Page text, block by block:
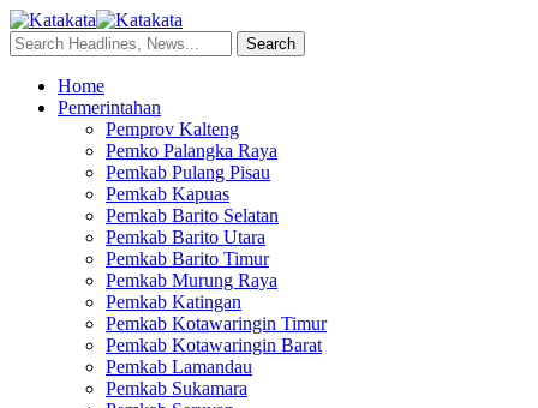
Home
Pemerintahan
Pemprov Kalteng
Pemko Palangka Raya
Pemkab Pulang Pisau
Pemkab Kapuas
Pemkab Barito Selatan
Pemkab Barito Utara
Pemkab Barito Timur
Pemkab Murung Raya
Pemkab Katingan
Pemkab Kotawaringin Timur
Pemkab Kotawaringin Barat
Pemkab Lamandau
Pemkab Sukamara